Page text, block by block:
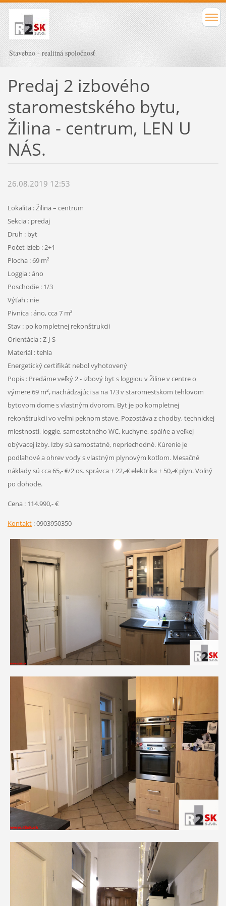
Stavebno - realitná spoločnosť
Predaj 2 izbového
staromestského bytu,
Žilina - centrum, LEN U
NÁS.
26.08.2019 12:53
Lokalita : Žilina – centrum
Sekcia : predaj
Druh : byt
Počet izieb : 2+1
Plocha : 69 m²
Loggia : áno
Poschodie : 1/3
Výťah : nie
Pivnica : áno, cca 7 m²
Stav : po kompletnej rekonštrukcii
Orientácia : Z-J-S
Materiál : tehla
Energetický certifikát nebol vyhotovený
Popis : Predáme veľký 2 - izbový byt s loggiou v Žiline v centre o
výmere 69 m², nachádzajúci sa na 1/3 v staromestskom tehlovom
bytovom dome s vlastným dvorom. Byt je po kompletnej
rekonštrukcii vo veľmi peknom stave. Pozostáva z chodby, technickej
miestnosti, loggie, samostatného WC, kuchyne, spálňe a veľkej
obývacej izby. Izby sú samostatné, nepriechodné. Kúrenie je
podlahové a ohrev vody s vlastným plynovým kotlom. Mesačné
náklady sú cca 65,- €/2 os. správca + 22,-€ elektrika + 50,-€ plyn. Voľný
po dohode.
Cena : 114.990,- €
Kontakt: 0903950350